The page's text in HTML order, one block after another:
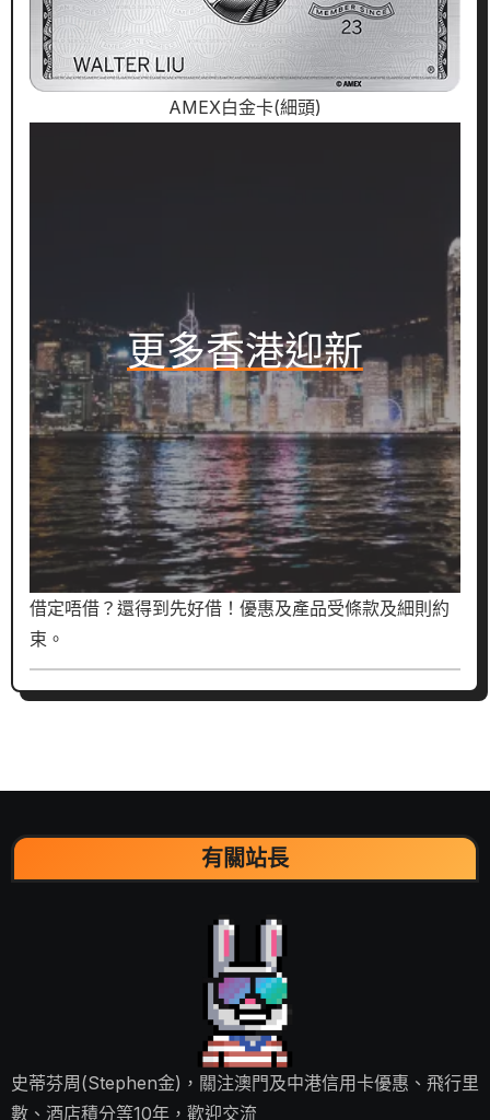
AMEX白金卡(細頭)
更多香港迎新
借定唔借？還得到先好借！優惠及產品受條款及細則約
束。
有關站長
史蒂芬周(Stephen金)，關注澳門及中港信用卡優惠、飛行里
數、酒店積分等10年，歡迎交流